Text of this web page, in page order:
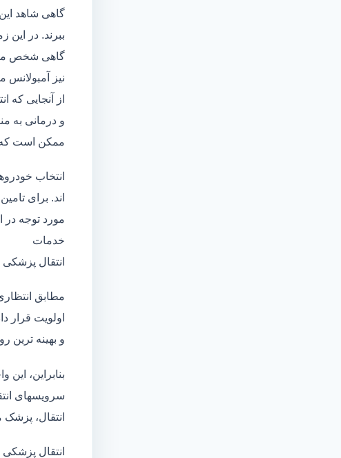
گاهی شاهد
ببرند. در این
گاهی شخص
نیز آمبولانس
از آنجایی
و درمانی به
ممکن است که
انتخاب
اند. برای
مورد توجه در
خدمات
انتقال
مطابق
اولویت قرار
و بهینه ترین
بنابراین،
سرویسهای
انتقال،
انتقال پزشکی